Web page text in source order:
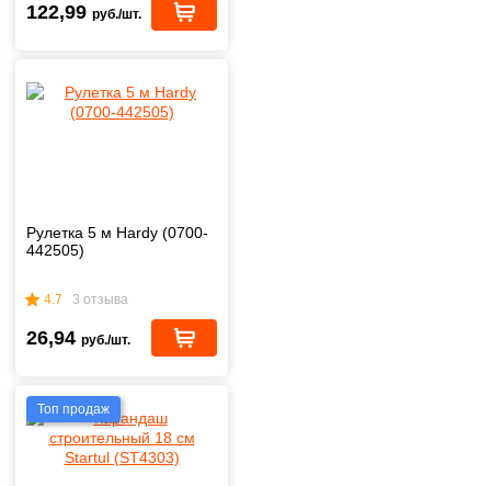
122,99 руб./шт.
Рулетка 5 м Hardy (0700-
442505)
4.7 3 отзыва
26,94 руб./шт.
Топ продаж